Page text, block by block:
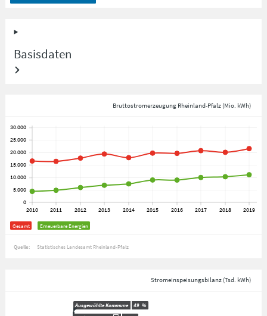
Basisdaten
Bruttostromerzeugung Rheinland-Pfalz (Mio. kWh)
Gesamt Erneuerbare Energien
Quelle: Statistisches Landesamt Rheinland-Pfalz
Stromeinspeisungsbilanz (Tsd. kWh)
Ausgewählte Kommune 49 %